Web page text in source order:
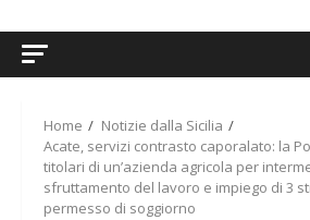
Home
Notizie dalla Sicilia
Acate, servizi contrasto caporalato: la
titolari di un’azienda agricola per
sfruttamento del lavoro e impiego di 3
permesso di soggiorno